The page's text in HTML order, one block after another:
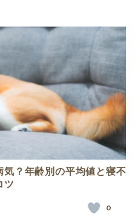
気？年齢別の平均値と寝不
ツ
0